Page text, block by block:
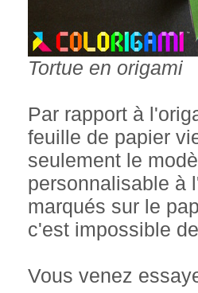
Tortue en origami
Par rapport à
feuille de papier
seulement le
personnalisable à
marqués sur le
c'est impossible
Vous venez